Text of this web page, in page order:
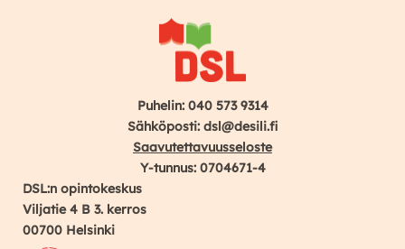
Puhelin: 040 573 9314
Sähköposti: dsl@desili.fi
Saavutettavuusseloste
Y-tunnus: 0704671-4
DSL:n opintokeskus
Viljatie 4 B 3. kerros
00700 Helsinki